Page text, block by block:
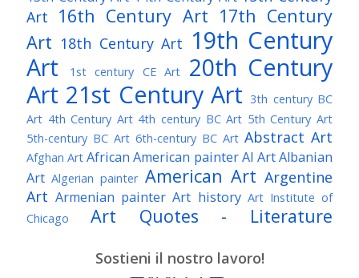
Art
16th Century Art 17th Century
Art 18th Century Art 19th Century
Art
1st century CE Art
20th Century
Art 21st Century Art 3th century BC
Art 4th Century Art 4th century BC Art 5th Century Art
5th-century BC Art 6th-century BC Art Abstract Art
Afghan Art African American painterAI ArtAlbanian
Art Algerian painter American Art Argentine
Art Armenian painter Art history Art Institute of
Chicago
Art Quotes - Literature
Awarded Artist Baroque Art
Sostieni il nostro lavoro!